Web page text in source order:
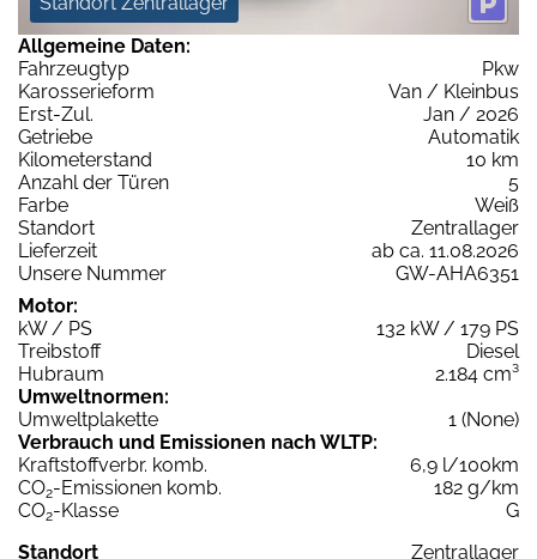
Allgemeine Daten:
Fahrzeugtyp
Pkw
Karosserieform
Van / Kleinbus
Erst-Zul.
Jan / 2026
Getriebe
Automatik
Kilometerstand
10 km
Anzahl der Türen
5
Farbe
Weiß
Standort
Zentrallager
Lieferzeit
ab ca. 11.08.2026
Unsere Nummer
GW-AHA6351
Motor:
kW / PS
132 kW / 179 PS
Treibstoff
Diesel
Hubraum
2.184 cm³
Umweltnormen:
Umweltplakette
1 (None)
Verbrauch und Emissionen nach WLTP:
Kraftstoffverbr. komb.
6,9 l/100km
CO2-Emissionen komb.
182 g/km
CO2-Klasse
G
Standort
Zentrallager